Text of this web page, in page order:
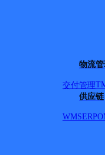
物流
交付管理
供应链
WMSERP